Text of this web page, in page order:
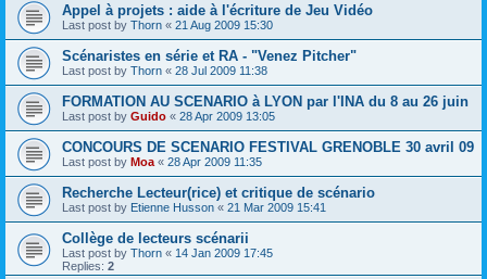
Appel à projets : aide à l'écriture de Jeu Vidéo
Last post by Thorn « 21 Aug 2009 15:30
Scénaristes en série et RA - "Venez Pitcher"
Last post by Thorn « 28 Jul 2009 11:38
FORMATION AU SCENARIO à LYON par l'INA du 8 au 26 juin
Last post by Guido « 28 Apr 2009 13:05
CONCOURS DE SCENARIO FESTIVAL GRENOBLE 30 avril 09
Last post by Moa « 28 Apr 2009 11:35
Recherche Lecteur(rice) et critique de scénario
Last post by Etienne Husson « 21 Mar 2009 15:41
Collège de lecteurs scénarii
Last post by Thorn « 14 Jan 2009 17:45
Replies: 2